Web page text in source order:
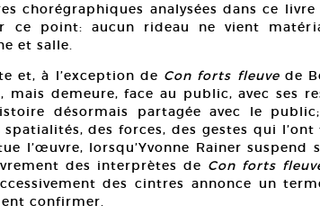
chorégraphiques analysées dans ce
ce point: aucun rideau ne vient
et salle.
et, à l’exception de Con forts fleuvede
mais demeure, face au public, avec ses
désormais partagée avec le
des forces, des gestes qui l’ont
l’œuvre, lorsqu’Yvonne Rainer
des interprètes de Con forts
des cintres annonce un
confirmer.